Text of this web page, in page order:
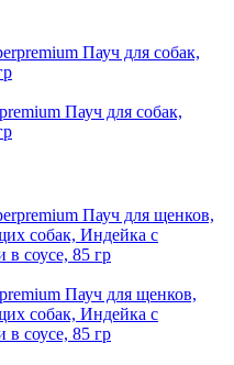
Пауч для собак,
Пауч для щенков,
собак, Индейка с
соусе, 85 гр